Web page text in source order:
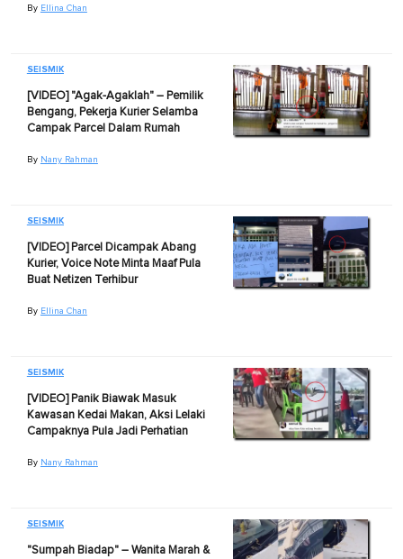
By Ellina Chan
SEISMIK
[VIDEO] "Agak-Agaklah" – Pemilik
Bengang, Pekerja Kurier Selamba
Campak Parcel Dalam Rumah
By Nany Rahman
SEISMIK
[VIDEO] Parcel Dicampak Abang
Kurier, Voice Note Minta Maaf Pula
Buat Netizen Terhibur
By Ellina Chan
SEISMIK
[VIDEO] Panik Biawak Masuk
Kawasan Kedai Makan, Aksi Lelaki
Campaknya Pula Jadi Perhatian
By Nany Rahman
SEISMIK
"Sumpah Biadap" – Wanita Marah &